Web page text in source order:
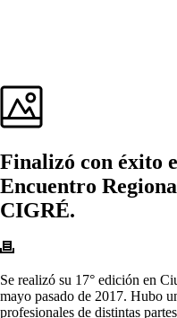
Finalizó con éxito
Encuentro
CIGRÉ.
Se realizó su 17° edición en
mayo pasado de 2017. Hubo
profesionales de distintas